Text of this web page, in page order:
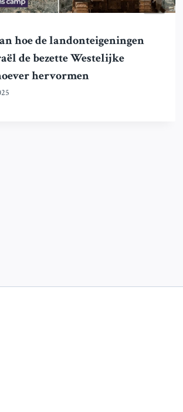
hoe de landonteigeningen
de bezette Westelijke
hervormen